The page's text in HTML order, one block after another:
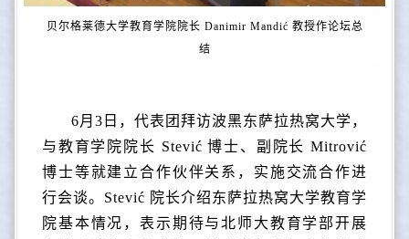
贝尔格莱德大学教育学院院长 Danimir Mandić 教授作论坛总
结
6月3日，代表团拜访波黑东萨拉热窝大学，
与教育学院院长 Stević 博士、副院长 Mitrović
博士等就建立合作伙伴关系，实施交流合作进
行会谈。Stević 院长介绍东萨拉热窝大学教育学
院基本情况，表示期待与北师大教育学部开展